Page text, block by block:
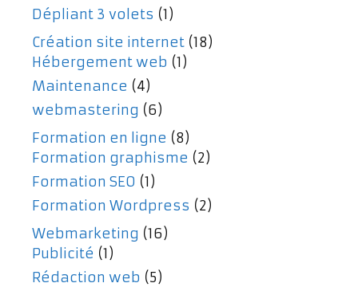
Dépliant 3 volets (1)
Création site internet (18)
Hébergement web (1)
Maintenance (4)
webmastering (6)
Formation en ligne (8)
Formation graphisme (2)
Formation SEO (1)
Formation Wordpress (2)
Webmarketing (16)
Publicité (1)
Rédaction web (5)